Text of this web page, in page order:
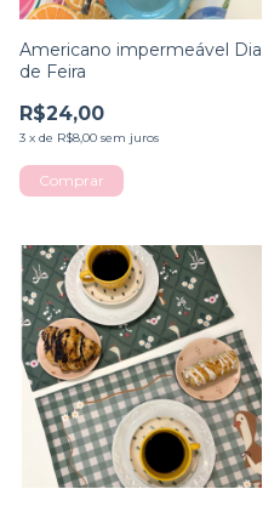
Americano impermeável Dia
de Feira
R$24,00
3 x de R$8,00 sem juros
Comprar